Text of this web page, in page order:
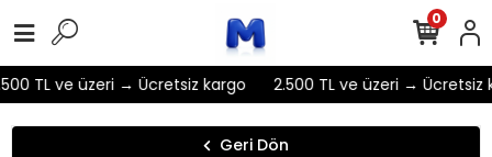
TL ve üzeri → Ücretsiz kargo 2.500 TL ve üzeri → Ücretsiz
0
Geri Dön